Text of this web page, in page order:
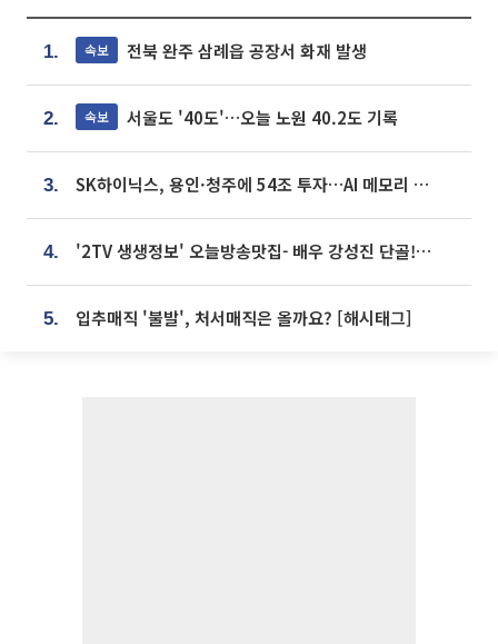
1. 속보 전북 완주 삼례읍 공장서 화재 발생
2. 속보 서울도 '40도'…오늘 노원 40.2도 기록
3. SK하이닉스, 용인·청주에 54조 투자…AI 메모리 생산기지 키운다
4. '2TV 생생정보' 오늘방송맛집- 배우 강성진 단골! 쌀국수ㆍ푸팟퐁 커리 맛집 '블○○○'
5. 입추매직 '불발', 처서매직은 올까요? [해시태그]